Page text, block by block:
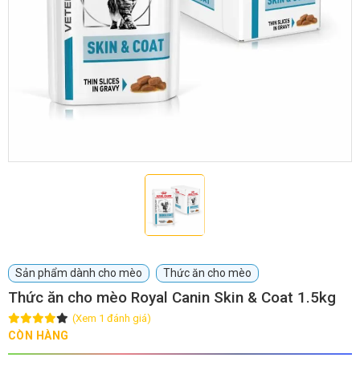
GIỚI THIỆU
Khách sạn chó mèo
Dịch vụ mua bán chó
mèo
Dịch vụ phối giống chó
mèo
TIN TỨC
Sản phẩm dành cho mèo Thức ăn cho mèo
Thức ăn cho mèo Royal Canin Skin & Coat 1.5kg
(Xem 1 đánh giá)
CÒN HÀNG